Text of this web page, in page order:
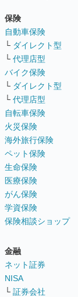
保険
自動車保険
└ ダイレクト型
└ 代理店型
バイク保険
└ ダイレクト型
└ 代理店型
自転車保険
火災保険
海外旅行保険
ペット保険
生命保険
医療保険
がん保険
学資保険
保険相談ショップ
金融
ネット証券
NISA
└ 証券会社